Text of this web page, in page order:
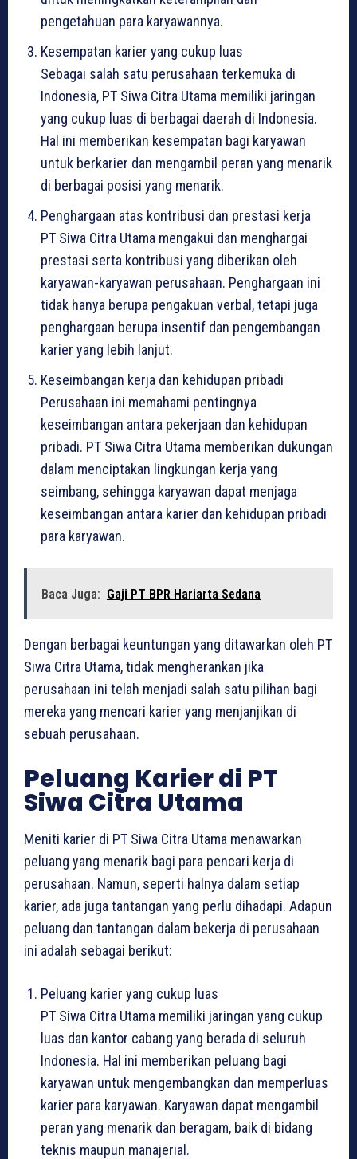
pengetahuan para karyawannya.
Kesempatan karier yang cukup luas
Sebagai salah satu perusahaan terkemuka di
Indonesia, PT Siwa Citra Utama memiliki jaringan
yang cukup luas di berbagai daerah di Indonesia.
Hal ini memberikan kesempatan bagi karyawan
untuk berkarier dan mengambil peran yang menarik
di berbagai posisi yang menarik.
Penghargaan atas kontribusi dan prestasi kerja
PT Siwa Citra Utama mengakui dan menghargai
prestasi serta kontribusi yang diberikan oleh
karyawan-karyawan perusahaan. Penghargaan ini
tidak hanya berupa pengakuan verbal, tetapi juga
penghargaan berupa insentif dan pengembangan
karier yang lebih lanjut.
Keseimbangan kerja dan kehidupan pribadi
Perusahaan ini memahami pentingnya
keseimbangan antara pekerjaan dan kehidupan
pribadi. PT Siwa Citra Utama memberikan dukungan
dalam menciptakan lingkungan kerja yang
seimbang, sehingga karyawan dapat menjaga
keseimbangan antara karier dan kehidupan pribadi
para karyawan.
Baca Juga: Gaji PT BPR Hariarta Sedana
Dengan berbagai keuntungan yang ditawarkan oleh PT
Siwa Citra Utama, tidak mengherankan jika
perusahaan ini telah menjadi salah satu pilihan bagi
mereka yang mencari karier yang menjanjikan di
sebuah perusahaan.
Peluang Karier di PT
Siwa Citra Utama
Meniti karier di PT Siwa Citra Utama menawarkan
peluang yang menarik bagi para pencari kerja di
perusahaan. Namun, seperti halnya dalam setiap
karier, ada juga tantangan yang perlu dihadapi. Adapun
peluang dan tantangan dalam bekerja di perusahaan
ini adalah sebagai berikut:
Peluang karier yang cukup luas
PT Siwa Citra Utama memiliki jaringan yang cukup
luas dan kantor cabang yang berada di seluruh
Indonesia. Hal ini memberikan peluang bagi
karyawan untuk mengembangkan dan memperluas
karier para karyawan. Karyawan dapat mengambil
peran yang menarik dan beragam, baik di bidang
teknis maupun manajerial.